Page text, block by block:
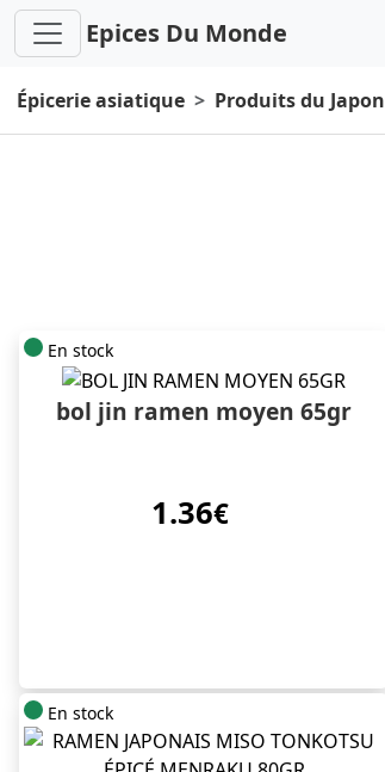
Epices Du Monde
Épicerie asiatique Produits du Japon
En stock
bol jin ramen moyen 65gr
1.36€
En stock